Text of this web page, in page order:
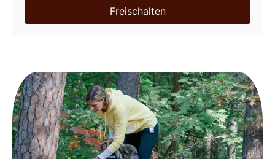
Freischalten